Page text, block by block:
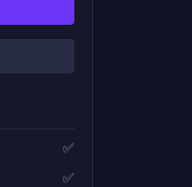
✅
✅